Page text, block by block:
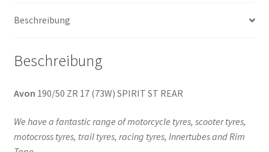
Beschreibung
Beschreibung
Avon 190/50 ZR 17 (73W) SPIRIT ST REAR
We have a fantastic range of motorcycle tyres, scooter tyres,
motocross tyres, trail tyres, racing tyres, Innertubes and Rim